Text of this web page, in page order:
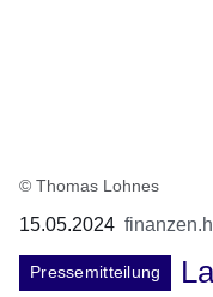
© Thomas Lohnes
15.05.2024
Pressemitteilung